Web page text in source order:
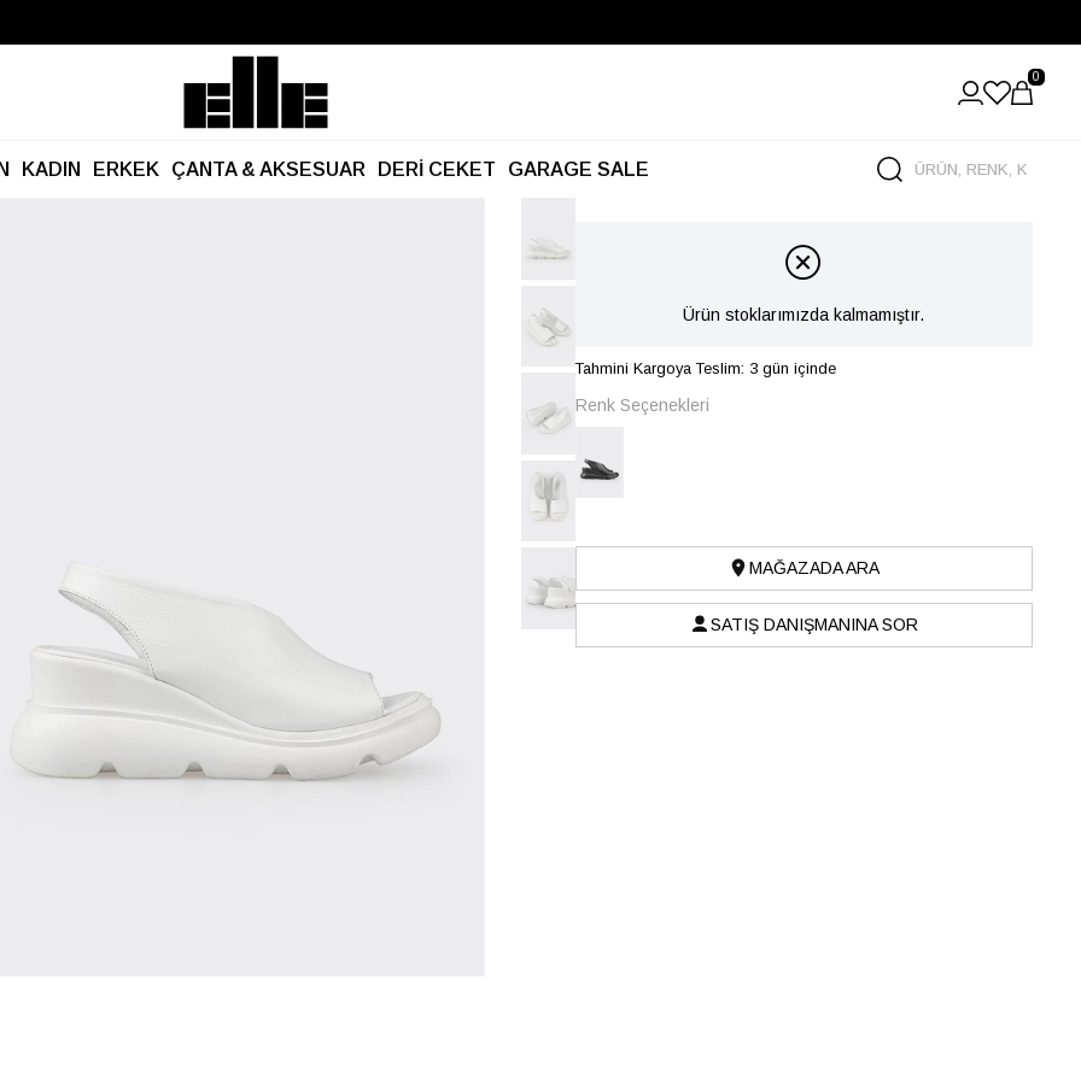
Kargo Ücretsiz!
0
KADIN ERKEK ÇANTA & AKSESUAR DERİ CEKET GARAGE SALE
Ürün stoklarımızda kalmamıştır.
Tahmini Kargoya Teslim: 3 gün içinde
Renk Seçenekleri
MAĞAZADA ARA
SATIŞ DANIŞMANINA SOR